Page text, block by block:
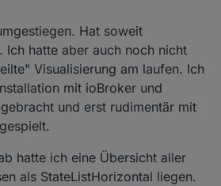
nicht sein
vis auf dem gleichen Gerät getestet /
Hat soweit
hatte aber auch noch nicht
Visualisierung am laufen. Ich
mit ioBroker und
und erst rudimentär mit
hatte ich eine Übersicht aller
als StateListHorizontal liegen.